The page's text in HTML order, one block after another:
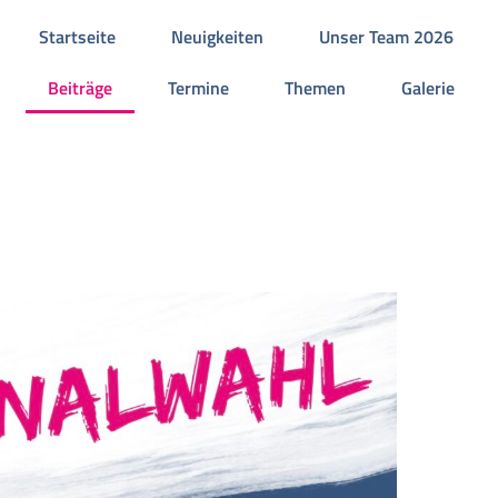
Startseite Neuigkeiten
Unser Team 2026
Beiträge
Termine Themen Galerie